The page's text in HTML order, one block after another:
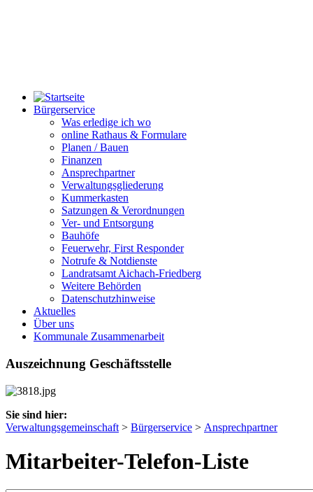
Bürgerservice
Was erledige ich wo
online Rathaus & Formulare
Planen / Bauen
Finanzen
Ansprechpartner
Verwaltungsgliederung
Kummerkasten
Satzungen & Verordnungen
Ver- und Entsorgung
Bauhöfe
Feuerwehr, First Responder
Notrufe & Notdienste
Landratsamt Aichach-Friedberg
Weitere Behörden
Datenschutzhinweise
Aktuelles
Über uns
Kommunale Zusammenarbeit
Auszeichnung Geschäftsstelle
Sie sind hier:
Verwaltungsgemeinschaft > Bürgerservice > Ansprechpartner
Mitarbeiter-Telefon-Liste